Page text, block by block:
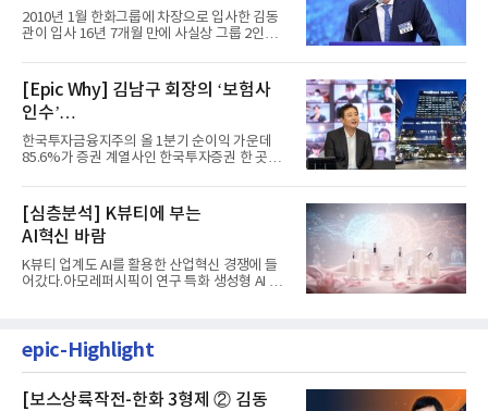
입사 16년 만에 수석부회장 … 경영승
계 ‘초읽기’
2010년 1월 한화그룹에 차장으로 입사한 김동
관이 입사 16년 7개월 만에 사실상 그룹 2인자
[Epic Why] 김남구 회장의 ‘보험사
인수’
발걸음이 신중해진 배경은?
한국투자금융지주의 올 1분기 순이익 가운데
85.6%가 증권 계열사인 한국투자증권 한 곳에
[심층분석] K뷰티에 부는
AI혁신 바람
K뷰티 업계도 AI를 활용한 산업혁신 경쟁에 들
어갔다.아모레퍼시픽이 연구 특화 생성형 AI 플
epic-Highlight
[보스상륙작전-한화 3형제 ② 김동